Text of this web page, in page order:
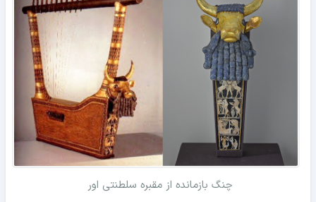
چنگ بازمانده از مقبره سلطنتی اور